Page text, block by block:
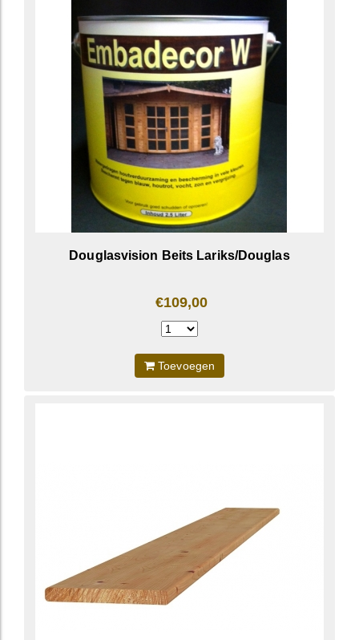
Douglasvision Beits Lariks/Douglas
€109,00
Toevoegen